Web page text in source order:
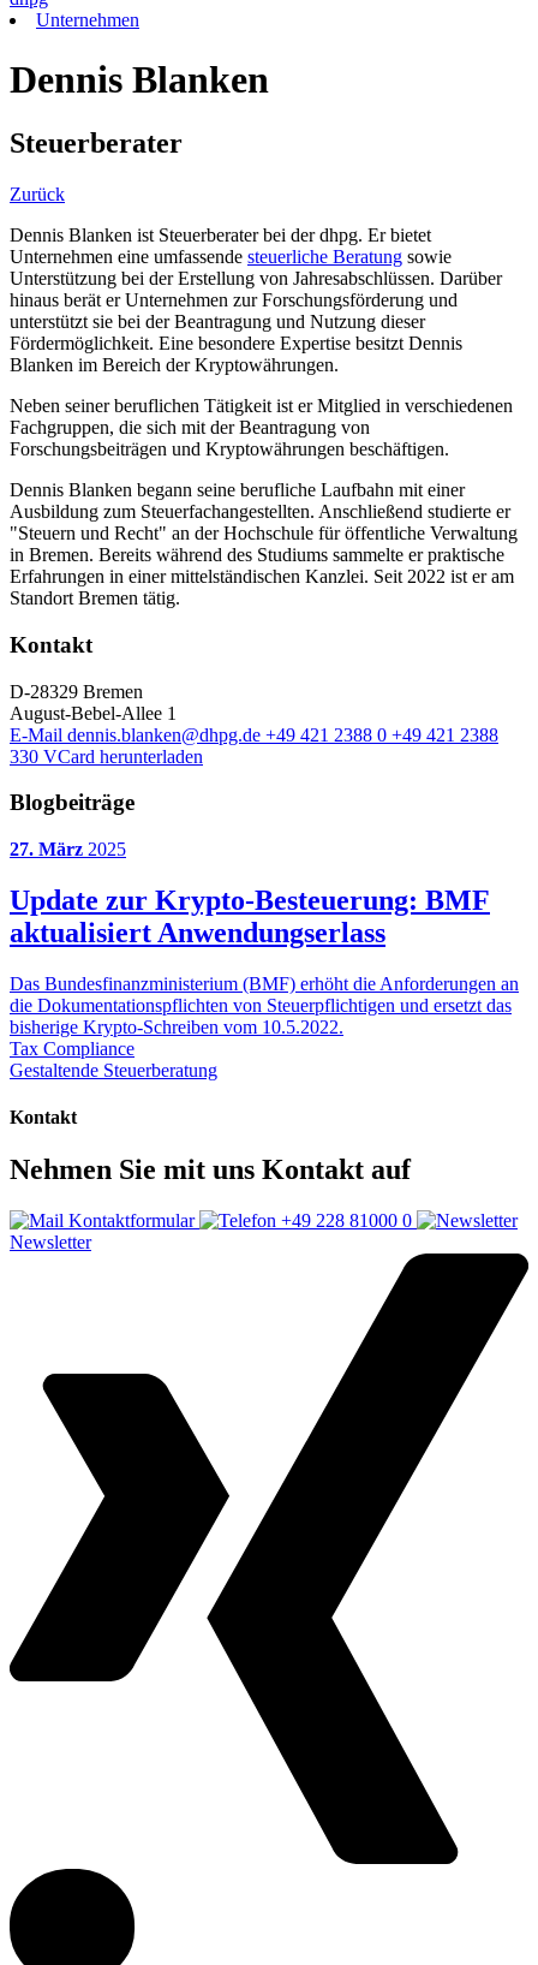
Unternehmen
Dennis Blanken
Steuerberater
Zurück
Dennis Blanken ist Steuerberater bei der dhpg. Er bietet
Unternehmen eine umfassende steuerliche Beratung sowie
Unterstützung bei der Erstellung von Jahresabschlüssen. Darüber
hinaus berät er Unternehmen zur Forschungsförderung und
unterstützt sie bei der Beantragung und Nutzung dieser
Fördermöglichkeit. Eine besondere Expertise besitzt Dennis
Blanken im Bereich der Kryptowährungen.
Neben seiner beruflichen Tätigkeit ist er Mitglied in verschiedenen
Fachgruppen, die sich mit der Beantragung von
Forschungsbeiträgen und Kryptowährungen beschäftigen.
Dennis Blanken begann seine berufliche Laufbahn mit einer
Ausbildung zum Steuerfachangestellten. Anschließend studierte er
"Steuern und Recht" an der Hochschule für öffentliche Verwaltung
in Bremen. Bereits während des Studiums sammelte er praktische
Erfahrungen in einer mittelständischen Kanzlei. Seit 2022 ist er am
Standort Bremen tätig.
Kontakt
D-28329 Bremen
August-Bebel-Allee 1
E-Mail dennis.blanken@dhpg.de +49 421 2388 0 +49 421 2388
330 VCard herunterladen
Blogbeiträge
27. März 2025
Update zur Krypto-Besteuerung: BMF
aktualisiert Anwendungserlass
Das Bundesfinanzministerium (BMF) erhöht die Anforderungen an
die Dokumentationspflichten von Steuerpflichtigen und ersetzt das
bisherige Krypto-Schreiben vom 10.5.2022.
Tax Compliance
Gestaltende Steuerberatung
Kontakt
Nehmen Sie mit uns Kontakt auf
Kontaktformular
+49 228 81000 0
Newsletter